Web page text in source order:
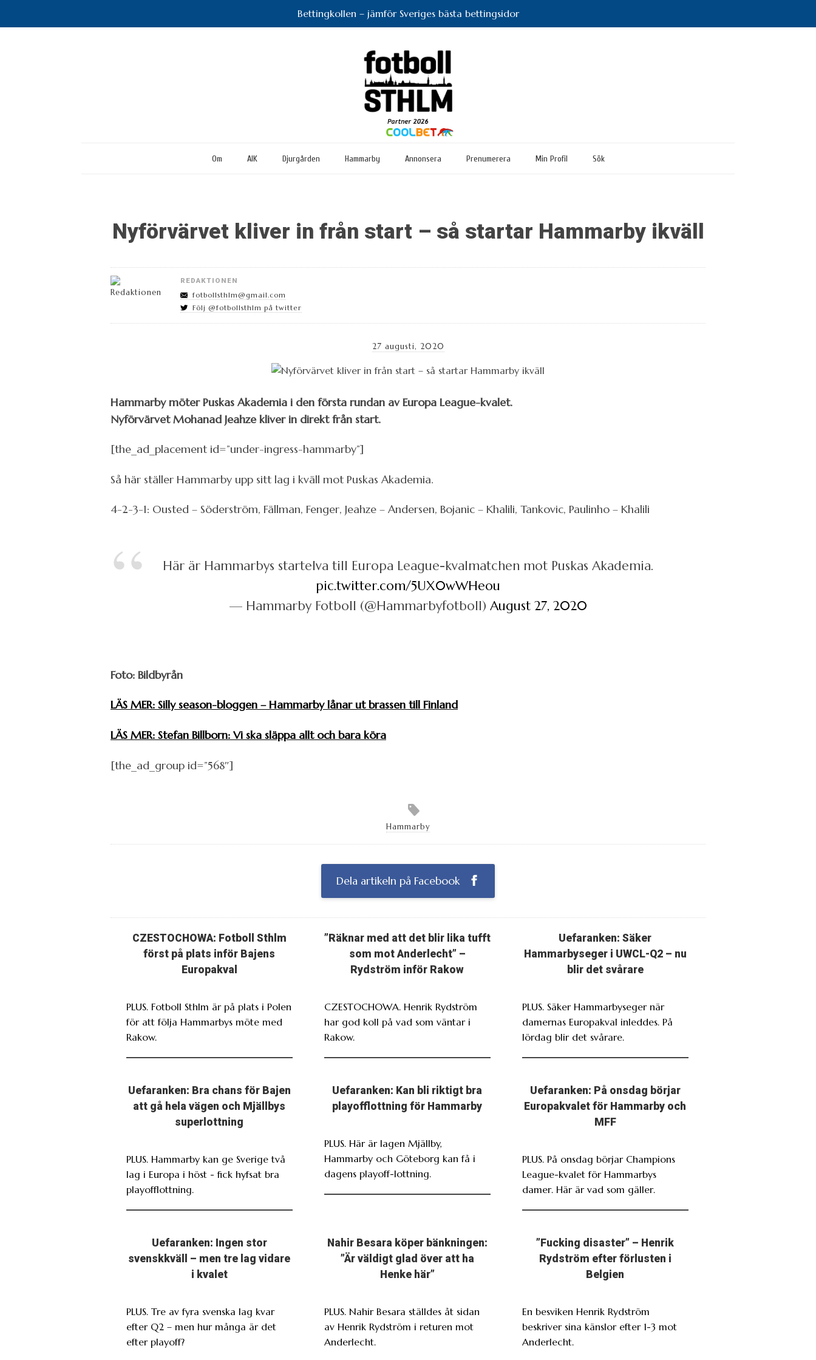
Bettingkollen – jämför Sveriges bästa bettingsidor
Om AIK Djurgården Hammarby Annonsera Prenumerera Min Profil Sök
Nyförvärvet kliver in från start – så startar Hammarby ikväll
REDAKTIONEN
fotbollsthlm@gmail.com
Följ @fotbollsthlm på twitter
27 augusti, 2020
Hammarby möter Puskas Akademia i den första rundan av Europa League-kvalet.
Nyförvärvet Mohanad Jeahze kliver in direkt från start.
[the_ad_placement id=”under-ingress-hammarby”]
Så här ställer Hammarby upp sitt lag i kväll mot Puskas Akademia.
4-2-3-1: Ousted – Söderström, Fällman, Fenger, Jeahze – Andersen, Bojanic – Khalili, Tankovic, Paulinho – Khalili
Här är Hammarbys startelva till Europa League-kvalmatchen mot Puskas Akademia.
pic.twitter.com/5UX0wWHeou
— Hammarby Fotboll (@Hammarbyfotboll) August 27, 2020
Foto: Bildbyrån
LÄS MER: Silly season-bloggen – Hammarby lånar ut brassen till Finland
LÄS MER: Stefan Billborn: Vi ska släppa allt och bara köra
[the_ad_group id=”568″]
Hammarby
Dela artikeln på Facebook
CZESTOCHOWA: Fotboll Sthlm
först på plats inför Bajens
Europakval
PLUS. Fotboll Sthlm är på plats i Polen
för att följa Hammarbys möte med
Rakow.
”Räknar med att det blir lika tufft
som mot Anderlecht” –
Rydström inför Rakow
CZESTOCHOWA. Henrik Rydström
har god koll på vad som väntar i
Rakow.
Uefaranken: Säker
Hammarbyseger i UWCL-Q2 – nu
blir det svårare
PLUS. Säker Hammarbyseger när
damernas Europakval inleddes. På
lördag blir det svårare.
Uefaranken: Bra chans för Bajen
att gå hela vägen och Mjällbys
superlottning
PLUS. Hammarby kan ge Sverige två
lag i Europa i höst - fick hyfsat bra
playofflottning.
Uefaranken: Kan bli riktigt bra
playofflottning för Hammarby
PLUS. Här är lagen Mjällby,
Hammarby och Göteborg kan få i
dagens playoff-lottning.
Uefaranken: På onsdag börjar
Europakvalet för Hammarby och
MFF
PLUS. På onsdag börjar Champions
League-kvalet för Hammarbys
damer. Här är vad som gäller.
Uefaranken: Ingen stor
svenskkväll – men tre lag vidare
i kvalet
PLUS. Tre av fyra svenska lag kvar
efter Q2 – men hur många är det
efter playoff?
Nahir Besara köper bänkningen:
”Är väldigt glad över att ha
Henke här”
PLUS. Nahir Besara ställdes åt sidan
av Henrik Rydström i returen mot
Anderlecht.
”Fucking disaster” – Henrik
Rydström efter förlusten i
Belgien
En besviken Henrik Rydström
beskriver sina känslor efter 1-3 mot
Anderlecht.